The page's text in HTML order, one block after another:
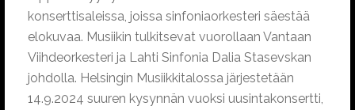
konserttisaleissa, joissa sinfoniaorkesteri säestää
elokuvaa. Musiikin tulkitsevat vuorollaan Vantaan
Viihdeorkesteri ja Lahti Sinfonia Dalia Stasevskan
johdolla. Helsingin Musiikkitalossa järjestetään
14.9.2024 suuren kysynnän vuoksi uusintakonsertti,